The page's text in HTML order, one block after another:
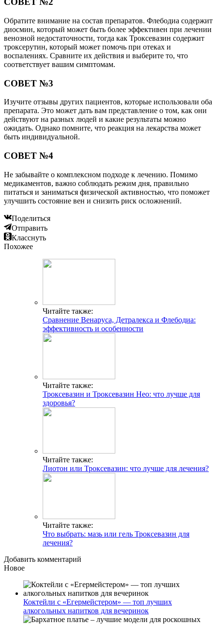
Обратите внимание на состав препаратов. Флебодиа содержит
диосмин, который может быть более эффективен при лечении
венозной недостаточности, тогда как Троксевазин содержит
троксерутин, который может помочь при отеках и
воспалениях. Сравните их действия и выберите то, что
соответствует вашим симптомам.
СОВЕТ №3
Изучите отзывы других пациентов, которые использовали оба
препарата. Это может дать вам представление о том, как они
действуют на разных людей и какие результаты можно
ожидать. Однако помните, что реакция на лекарства может
быть индивидуальной.
СОВЕТ №4
Не забывайте о комплексном подходе к лечению. Помимо
медикаментов, важно соблюдать режим дня, правильно
питаться и заниматься физической активностью, что поможет
улучшить состояние вен и снизить риск осложнений.
Поделиться
Отправить
Класснуть
Похожее
Читайте также:
Сравнение Венаруса, Детралекса и Флебодиа:
эффективность и особенности
Читайте также:
Троксевазин и Троксевазин Нео: что лучше для
здоровья?
Читайте также:
Лиотон или Троксевазин: что лучше для лечения?
Читайте также:
Что выбрать: мазь или гель Троксевазин для
лечения?
Добавить комментарий
Новое
Коктейли с «Егермейстером» — топ лучших
алкогольных напитков для вечеринок